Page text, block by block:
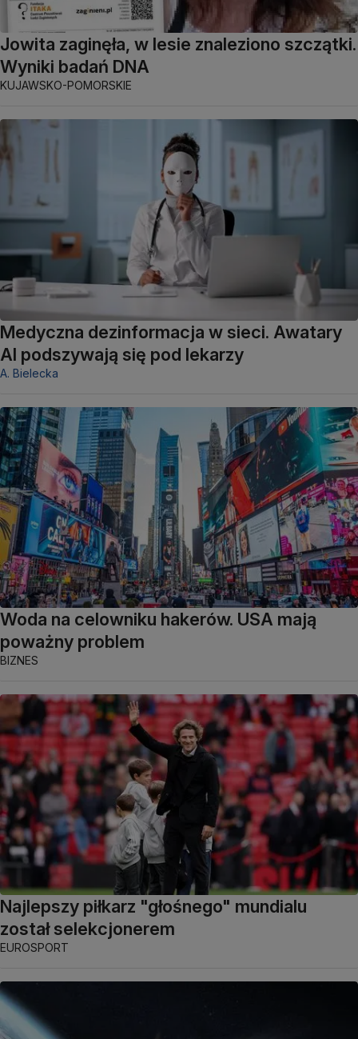
Jowita zaginęła, w lesie znaleziono szczątki.
Wyniki badań DNA
KUJAWSKO-POMORSKIE
Medyczna dezinformacja w sieci. Awatary
AI podszywają się pod lekarzy
A. Bielecka
Woda na celowniku hakerów. USA mają
poważny problem
BIZNES
Najlepszy piłkarz "głośnego" mundialu
został selekcjonerem
EUROSPORT